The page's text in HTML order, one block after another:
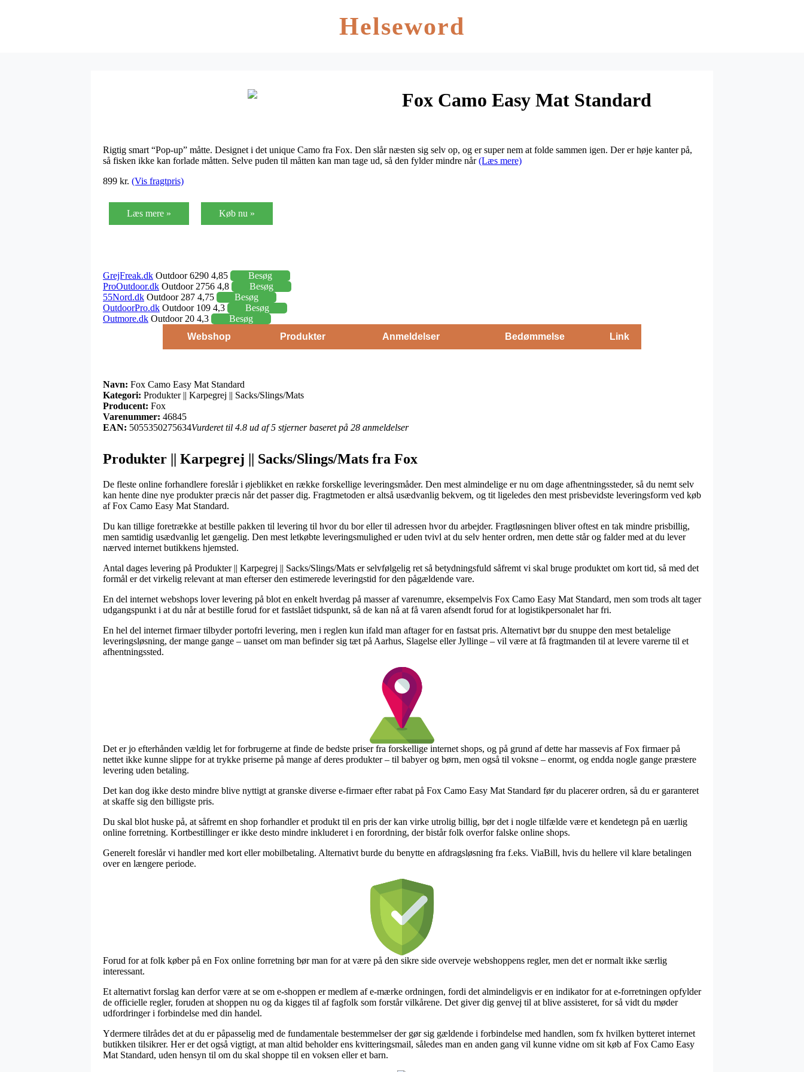
Helseword
Fox Camo Easy Mat Standard
Rigtig smart “Pop-up” måtte. Designet i det unique Camo fra Fox. Den slår næsten sig selv op, og er super nem at folde sammen igen. Der er høje kanter på,
så fisken ikke kan forlade måtten. Selve puden til måtten kan man tage ud, så den fylder mindre når(Læs mere)
899 kr. (Vis fragtpris)
Læs mere » Køb nu »
GrejFreak.dk Outdoor 6290 4,85
Besøg
ProOutdoor.dk Outdoor 2756 4,8
Besøg
55Nord.dk Outdoor 287 4,75
Besøg
OutdoorPro.dk Outdoor 109 4,3
Besøg
Outmore.dk Outdoor 20 4,3
Besøg
Webshop
Produkter Anmeldelser Bedømmelse Link
Navn: Fox Camo Easy Mat Standard
Kategori: Produkter || Karpegrej || Sacks/Slings/Mats
Producent: Fox
Varenummer: 46845
EAN: 5055350275634Vurderet til 4.8 ud af 5 stjerner baseret på 28 anmeldelser
Produkter || Karpegrej || Sacks/Slings/Mats fra Fox
De fleste online forhandlere foreslår i øjeblikket en række forskellige leveringsmåder. Den mest almindelige er nu om dage afhentningssteder, så du nemt selv
kan hente dine nye produkter præcis når det passer dig. Fragtmetoden er altså usædvanlig bekvem, og tit ligeledes den mest prisbevidste leveringsform ved køb
af Fox Camo Easy Mat Standard.
Du kan tillige foretrække at bestille pakken til levering til hvor du bor eller til adressen hvor du arbejder. Fragtløsningen bliver oftest en tak mindre prisbillig,
men samtidig usædvanlig let gængelig. Den mest letkøbte leveringsmulighed er uden tvivl at du selv henter ordren, men dette står og falder med at du lever
nærved internet butikkens hjemsted.
Antal dages levering på Produkter || Karpegrej || Sacks/Slings/Mats er selvfølgelig ret så betydningsfuld såfremt vi skal bruge produktet om kort tid, så med det
formål er det virkelig relevant at man efterser den estimerede leveringstid for den pågældende vare.
En del internet webshops lover levering på blot en enkelt hverdag på masser af varenumre, eksempelvis Fox Camo Easy Mat Standard, men som trods alt tager
udgangspunkt i at du når at bestille forud for et fastslået tidspunkt, så de kan nå at få varen afsendt forud for at logistikpersonalet har fri.
En hel del internet firmaer tilbyder portofri levering, men i reglen kun ifald man aftager for en fastsat pris. Alternativt bør du snuppe den mest betalelige
leveringsløsning, der mange gange – uanset om man befinder sig tæt på Aarhus, Slagelse eller Jyllinge – vil være at få fragtmanden til at levere varerne til et
afhentningssted.
Det er jo efterhånden vældig let for forbrugerne at finde de bedste priser fra forskellige internet shops, og på grund af dette har massevis af Fox firmaer på
nettet ikke kunne slippe for at trykke priserne på mange af deres produkter – til babyer og børn, men også til voksne – enormt, og endda nogle gange præstere
levering uden betaling.
Det kan dog ikke desto mindre blive nyttigt at granske diverse e-firmaer efter rabat på Fox Camo Easy Mat Standard før du placerer ordren, så du er garanteret
at skaffe sig den billigste pris.
Du skal blot huske på, at såfremt en shop forhandler et produkt til en pris der kan virke utrolig billig, bør det i nogle tilfælde være et kendetegn på en uærlig
online forretning. Kortbestillinger er ikke desto mindre inkluderet i en forordning, der bistår folk overfor falske online shops.
Generelt foreslår vi handler med kort eller mobilbetaling. Alternativt burde du benytte en afdragsløsning fra f.eks. ViaBill, hvis du hellere vil klare betalingen
over en længere periode.
Forud for at folk køber på en Fox online forretning bør man for at være på den sikre side overveje webshoppens regler, men det er normalt ikke særlig
interessant.
Et alternativt forslag kan derfor være at se om e-shoppen er medlem af e-mærke ordningen, fordi det almindeligvis er en indikator for at e-forretningen opfylder
de officielle regler, foruden at shoppen nu og da kigges til af fagfolk som forstår vilkårene. Det giver dig genvej til at blive assisteret, for så vidt du møder
udfordringer i forbindelse med din handel.
Ydermere tilrådes det at du er påpasselig med de fundamentale bestemmelser der gør sig gældende i forbindelse med handlen, som fx hvilken bytteret internet
butikken tilsikrer. Her er det også vigtigt, at man altid beholder ens kvitteringsmail, således man en anden gang vil kunne vidne om sit køb af Fox Camo Easy
Mat Standard, uden hensyn til om du skal shoppe til en voksen eller et barn.